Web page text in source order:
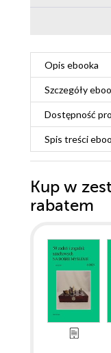
Opis ebooka
Szczegóły
Dostępność
Spis treści
Kup w
rabatem